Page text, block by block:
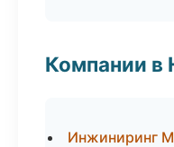
Компании в
Инжиниринг